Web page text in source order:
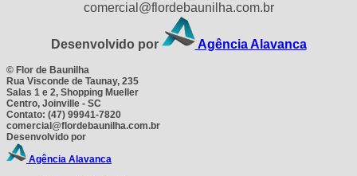
comercial@flordebaunilha.com.br
Desenvolvido por Agência Alavanca
© Flor de Baunilha
Rua Visconde de Taunay, 235
Salas 1 e 2, Shopping Mueller
Centro, Joinville - SC
Contato: (47) 99941-7820
comercial@flordebaunilha.com.br
Desenvolvido por
Agência Alavanca